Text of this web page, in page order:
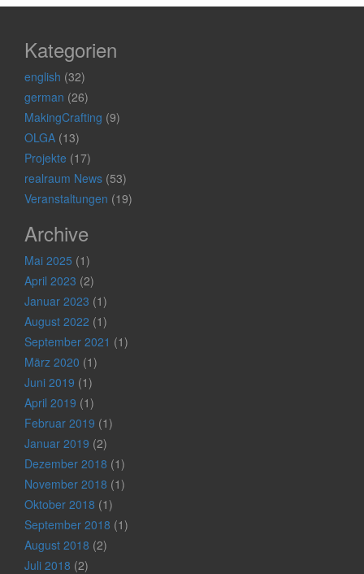
Kategorien
english (32)
german (26)
MakingCrafting (9)
OLGA (13)
Projekte (17)
realraum News (53)
Veranstaltungen (19)
Archive
Mai 2025 (1)
April 2023 (2)
Januar 2023 (1)
August 2022 (1)
September 2021 (1)
März 2020 (1)
Juni 2019 (1)
April 2019 (1)
Februar 2019 (1)
Januar 2019 (2)
Dezember 2018 (1)
November 2018 (1)
Oktober 2018 (1)
September 2018 (1)
August 2018 (2)
Juli 2018 (2)